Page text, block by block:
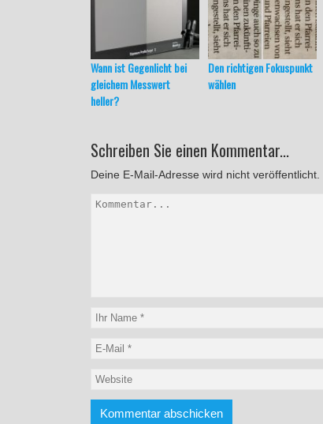
Wann ist Gegenlicht bei
gleichem Messwert
heller?
Den richtigen Fokuspunkt
wählen
Schreiben Sie einen Kommentar...
Deine E-Mail-Adresse wird nicht veröffentlicht.